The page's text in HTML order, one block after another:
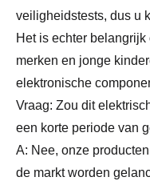
veiligheidstests, dus u
Het is echter
merken en jonge
elektronische
Vraag: Zou dit
een korte periode van
A: Nee, onze
de markt worden